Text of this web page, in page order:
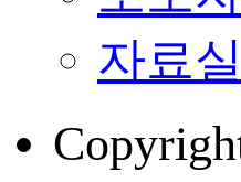
자료실